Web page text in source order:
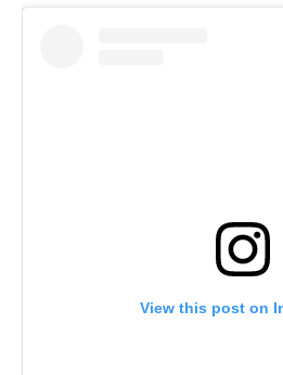
View this post on